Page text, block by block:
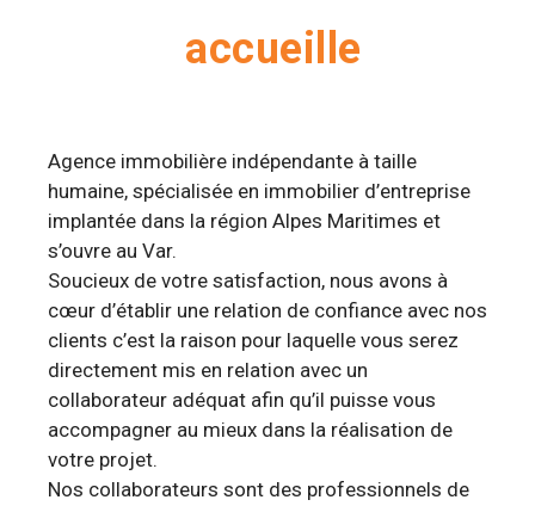
accueille
Agence immobilière indépendante à taille
humaine, spécialisée en immobilier d’entreprise
implantée dans la région Alpes Maritimes et
s’ouvre au Var.
Soucieux de votre satisfaction, nous avons à
cœur d’établir une relation de confiance avec nos
clients c’est la raison pour laquelle vous serez
directement mis en relation avec un
collaborateur adéquat afin qu’il puisse vous
accompagner au mieux dans la réalisation de
votre projet.
Nos collaborateurs sont des professionnels de